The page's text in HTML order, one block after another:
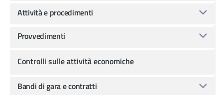
Attività e procedimenti
Provvedimenti
Controlli sulle attività economiche
Bandi di gara e contratti